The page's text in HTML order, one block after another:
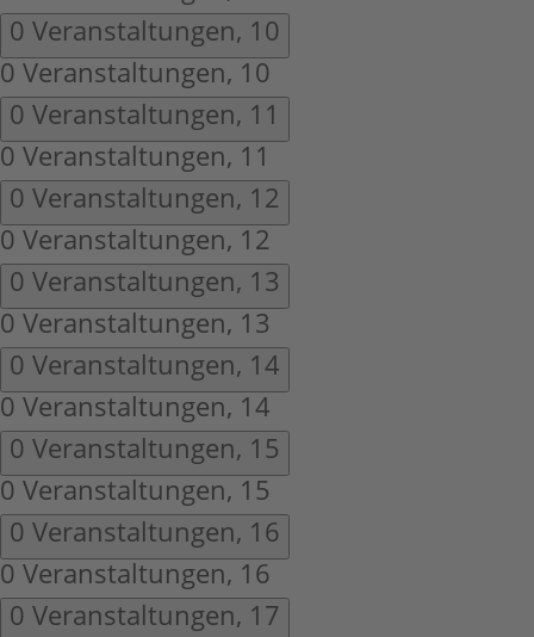
0 Veranstaltungen, 10
0 Veranstaltungen, 10
0 Veranstaltungen, 11
0 Veranstaltungen, 11
0 Veranstaltungen, 12
0 Veranstaltungen, 12
0 Veranstaltungen, 13
0 Veranstaltungen, 13
0 Veranstaltungen, 14
0 Veranstaltungen, 14
0 Veranstaltungen, 15
0 Veranstaltungen, 15
0 Veranstaltungen, 16
0 Veranstaltungen, 16
0 Veranstaltungen, 17